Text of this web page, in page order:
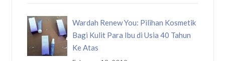
Wardah Renew You: Pilihan Kosmetik
Bagi Kulit Para Ibu di Usia 40 Tahun
Ke Atas